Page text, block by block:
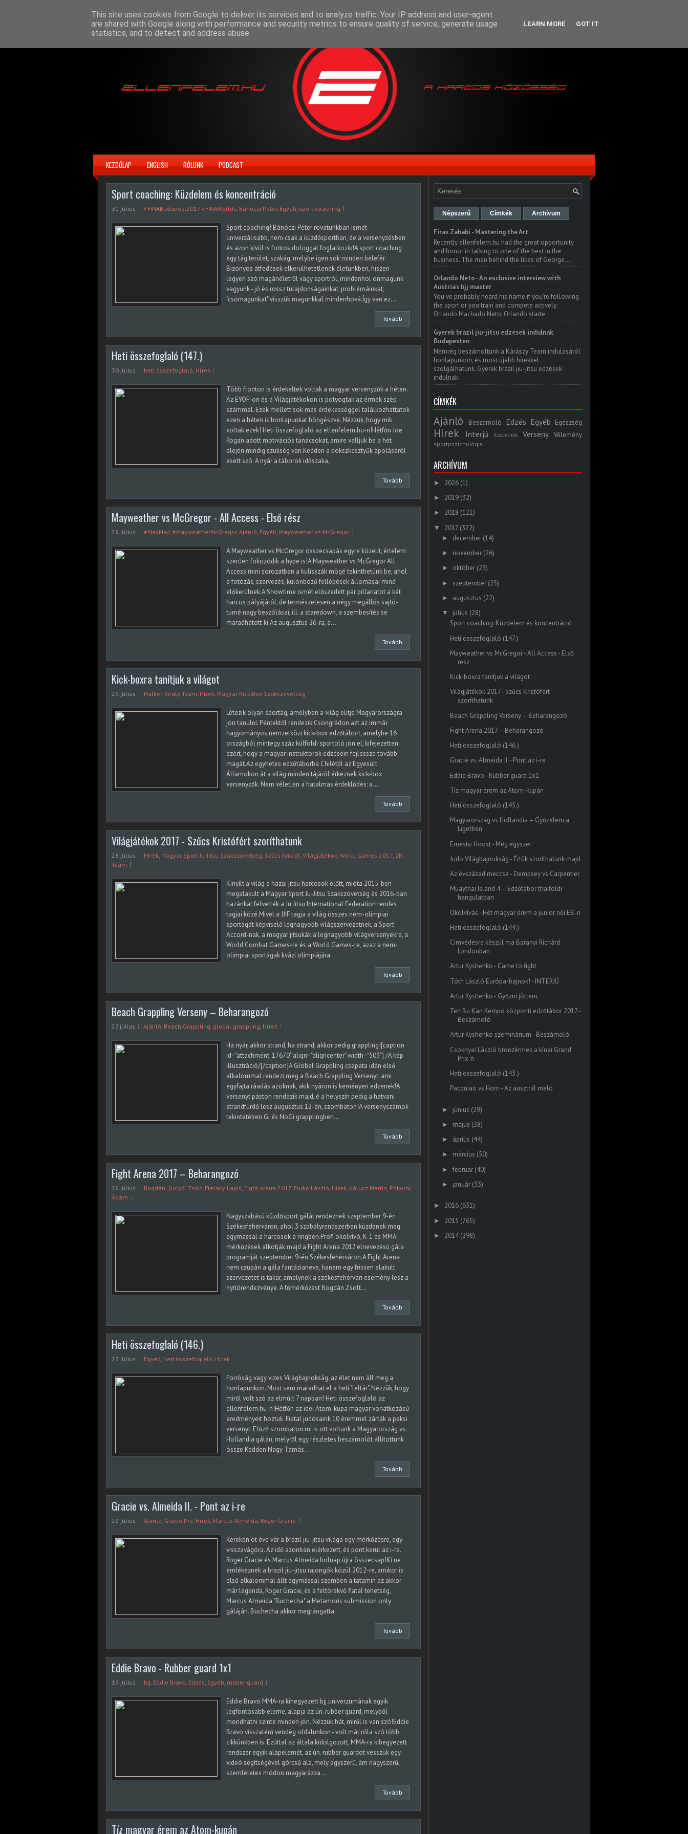
KEZDŐLAP ENGLISH RÓLUNK PODCAST
Sport coaching: Küzdelem és koncentráció
31 július #FINABudapest2017 #FINAWorlds, Bánóczi Péter, Egyéb, sport coaching
Sport coaching! Bánóczi Péter rovatunkban ismét
univerzálisabb, nem csak a küzdősportban, de a versenyzésben
és azon kívül is fontos dologgal foglalkozik!A sport coaching
egy tág terület, szakág, melybe igen sok minden belefér.
Bizonyos átfedések elkerülhetetlenek életünkben, hiszen
legyen szó magánéletről vagy sportról, mindenhol önmagunk
vagyunk - jó és rossz tulajdonságainkat, problémáinkat,
"csomagunkat" visszük magunkkal mindenhová.Így van ez...
Tovább
Heti összefoglaló (147.)
30 július heti összefoglaló, Hírek
Több fronton is érdekeltek voltak a magyar versenyzők a héten.
Az EYOF-on és a Világjátékokon is potyogtak az érmek szép
számmal. Ezek mellett sok más érdekességgel találkozhattatok
ezen a héten is honlapunkat böngészve. Nézzük, hogy mik
voltak ezek! Heti összefoglaló az ellenfelem.hu-n!Hétfőn Joe
Rogan adott motivációs tanácsokat, amire valljuk be a hét
elején mindig szükség van.Kedden a bokszkesztyűk ápolásáról
esett szó. A nyár a táborok időszaka,...
Tovább
Mayweather vs McGregor - All Access - Első rész
29 július #MayMac, #MayweatherMcGregor, Ajánló, Egyéb, Mayweather vs McGregor
A Mayweather vs McGregor összecsapás egyre közelít, értelem
szerűen fokozódik a hype is!A Mayweather vs McGregor All
Access mini sorozatban a kulisszák mögé tekinthetünk be, ahol
a fotózás, szervezés, különböző fellépések állomásai mind
előkerülnek.A Showtime ismét előszedett pár pillanatot a két
harcos pályájáról, de természetesen a négy megállós sajtó-
turné nagy beszólásai, ill. a staredown, a szembesítés se
maradhatott ki.Az augusztus 26-ra, a...
Tovább
Kick-boxra tanítjuk a világot
29 július Halker-Király Team, Hírek, Magyar Kick-Box Szakszövetség
Létezik olyan sportág, amelyben a világ elitje Magyarországra
jön tanulni. Péntektől rendezik Csongrádon azt az immár
hagyományos nemzetközi kick-box edzőtábort, amelybe 16
országból mintegy száz külföldi sportoló jön el, kifejezetten
azért, hogy a magyar instruktorok edzésein fejlessze tovább
magát.Az egyhetes edzőtáborba Chilétől az Egyesült
Államokon át a világ minden tájáról érkeznek kick-box
versenyzők. Nem véletlen a hatalmas érdeklődés: a...
Tovább
Világjátékok 2017 - Szűcs Kristófért szoríthatunk
28 július Hírek, Magyar Sport Ju-Jitsu Szakszövetség, Szűcs Kristóf, Világjátékok, World Games 2017, ZR
Team
Kinyílt a világ a hazai jitsu harcosok előtt, mióta 2015-ben
megalakult a Magyar Sport Ju-Jitsu Szakszövetség és 2016-ban
hazánkat felvették a Ju Jitsu International Federation rendes
tagjai közé.Mivel a JJIF tagja a világ összes nem-olimpiai
sportágát képviselő legnagyobb világszervezetnek, a Sport
Accord-nak, a magyar jitsukák a legnagyobb világversenyekre, a
World Combat Games-re és a World Games-re, azaz a nem-
olimpiai sportágak kvázi olimpiájára...
Tovább
Beach Grappling Verseny – Beharangozó
27 július Ajánló, Beach Grappling, global grappling, Hírek
Ha nyár, akkor strand, ha strand, akkor pedig grappling![caption
id="attachment_17670" align="aligncenter" width="503"] /A kép
illusztráció/[/caption]A Global Grappling csapata idén első
alkalommal rendezi meg a Beach Grappling Versenyt, ami
egyfajta ráadás azoknak, akik nyáron is keményen edzenek!A
versenyt páston rendezik majd, é a helyszín pedig a hatvani
strandfürdő lesz augusztus 12-én, szombaton!A versenyszámok
tekintetében Gi és NoGi grapplingben...
Tovább
Fight Arena 2017 – Beharangozó
26 július Bogdán „Golyó” Zsolt, Etelaky Lajos, Fight Arena 2017, Furkó László, Hírek, Kálucz Martin, Pokorni
Ádám
Nagyszabású küzdősport gálát rendeznek szeptember 9-én
Székesfehérváron, ahol 3 szabályrendszerben küzdenek meg
egymással a harcosok a ringben.Profi ökölvívó, K-1 és MMA
mérkőzések alkotják majd a Fight Arena 2017 elnevezésű gála
programját szeptember 9-én Székesfehérváron.A Fight Arena
nem csupán a gála fantázianeve, hanem egy frissen alakult
szervezetet is takar, amelynek a székesfehérvári esemény lesz a
nyitórendezvénye. A főmérkőzést Bogdán Zsolt...
Tovább
Heti összefoglaló (146.)
23 július Egyéb, heti összefoglaló, Hírek
Forróság vagy vizes Világbajnokság, az élet nem áll meg a
honlapunkon. Most sem maradhat el a heti "leltár". Nézzük, hogy
miről volt szó az elmúlt 7 napban! Heti összefoglaló az
ellenfelem.hu-n!Hétfőn az idei Atom-kupa magyar vonatkozású
eredményeit hoztuk. Fiatal judósaink 10 éremmel zárták a paksi
versenyt. Előző szombaton mi is ott voltunk a Magyarország vs.
Hollandia gálán, melyről egy részletes beszámolót állítottunk
össze.Kedden Nagy Tamás...
Tovább
Gracie vs. Almeida II. - Pont az i-re
22 július Ajánló, Gracie Pro, Hírek, Marcus Almeida, Roger Gracie
Kereken öt éve vár a brazil jiu-jitsu világa egy mérkőzésre, egy
visszavágóra. Az idő azonban elérkezett, és pont kerül az i-re.
Roger Gracie és Marcus Almeida holnap újra összecsap!Ki ne
emlékeznek a brazil jiu-jitsu rajongók közül 2012-re, amikor is
első alkalommal állt egymással szemben a tatamin az akkor
már legenda, Roger Gracie, és a feltörekvő fiatal tehetség,
Marcus Almeida "Buchecha" a Metamoris submission only
gáláján. Buchecha akkor megrángatta...
Tovább
Eddie Bravo - Rubber guard 1x1
19 július bjj, Eddie Bravo, Edzés, Egyéb, rubber guard
Eddie Bravo MMA-ra kihegyezett bjj univerzumának egyik
legfontosabb eleme, alapja az ún. rubber guard, melyből
mondhatni szinte minden jön. Nézzük hát, miről is van szó!Eddie
Bravo visszatérő vendég oldalunkon - volt már róla szó több
cikkünkben is. Ezúttal az általa kidolgozott, MMA-ra kihegyezett
rendszer egyik alapelemét, az ún. rubber guardot vesszük egy
videó segítségével górcső alá, mely egyszerű, ám nagyszerű,
szemléletes módon magyarázza...
Tovább
Tíz magyar érem az Atom-kupán
Népszerű Címkék Archívum
Firas Zahabi - Mastering the Art
Recently ellenfelem.hu had the great opportunity
and honor in talking to one of the best in the
business. The man behind the likes of George...
Orlando Neto - An exclusive interview with
Austria's bjj master
You've probably heard his name if you're following
the sport or you train and compete actively:
Orlando Machado Neto. Orlando starte...
Gyerek brazil jiu-jitsu edzések indulnak
Budapesten
Nemrég beszámoltunk a Kárászy Team indulásáról
honlapunkon, és most újabb hírekkel
szolgálhatunk. Gyerek brazil jiu-jitsu edzések
indulnak...
CÍMKÉK
Ajánló Beszámoló Edzés Egyéb Egészség
Hírek Interjú Közvetítés Verseny Vélemény
sportpszichológia
ARCHÍVUM
► 2026 (1)
► 2019 (32)
► 2018 (121)
▼ 2017 (372)
► december (14)
► november (26)
► október (23)
► szeptember (25)
► augusztus (22)
▼ július (28)
Sport coaching: Küzdelem és koncentráció
Heti összefoglaló (147.)
Mayweather vs McGregor - All Access - Első
rész
Kick-boxra tanítjuk a világot
Világjátékok 2017 - Szűcs Kristófért
szoríthatunk
Beach Grappling Verseny – Beharangozó
Fight Arena 2017 – Beharangozó
Heti összefoglaló (146.)
Gracie vs. Almeida II. - Pont az i-re
Eddie Bravo - Rubber guard 1x1
Tíz magyar érem az Atom-kupán
Heti összefoglaló (145.)
Magyarország vs Hollandia – Győzelem a
Ligetben
Ernesto Hoost - Még egyszer
Judo Világbajnokság - Értük szoríthatunk majd
Az évszázad meccse - Dempsey vs Carpentier
Muaythai Island 4 – Edzőtábor thaiföldi
hangulatban
Ökölvívás - Hét magyar érem a junior női EB-n
Heti összefoglaló (144.)
Címvédésre készül ma Baranyi Richárd
Londonban
Artur Kyshenko - Came to fight
Tóth László Európa-bajnok! - INTERJÚ
Artur Kyshenko - Győzni jöttem
Zen Bu Kan Kempo központi edzőtábor 2017 -
Beszámoló
Artur Kyshenko szeminárium - Beszámoló
Csoknyai László bronzérmes a kínai Grand
Prix-n
Heti összefoglaló (143.)
Pacquiao vs Horn - Az ausztrál meló
► június (29)
► május (38)
► április (44)
► március (50)
► február (40)
► január (33)
► 2016 (631)
► 2015 (765)
► 2014 (298)
This site uses cookies from Google to deliver its services and to analyze traffic. Your IP address and user-agent
are shared with Google along with performance and security metrics to ensure quality of service, generate usage
statistics, and to detect and address abuse.
LEARN MORE GOT IT